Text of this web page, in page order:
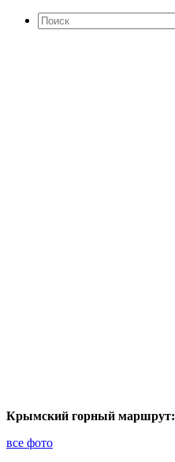
Крымский горный маршрут:
все фото